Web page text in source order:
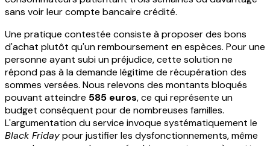
sans voir leur compte bancaire crédité.
Une pratique contestée consiste à proposer des bons
d'achat plutôt qu'un remboursement en espèces. Pour une
personne ayant subi un préjudice, cette solution ne
répond pas à la demande légitime de récupération des
sommes versées. Nous relevons des montants bloqués
pouvant atteindre 585 euros, ce qui représente un
budget conséquent pour de nombreuses familles.
L'argumentation du service invoque systématiquement le
Black Fridaypour justifier les dysfonctionnements, même